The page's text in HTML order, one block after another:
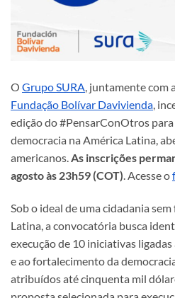
O Grupo SURA, juntamente com a
Fundação Bolívar Davivienda,
edição do #PensarConOtros
democracia na América Latina,
americanos.As inscrições
agosto às 23h59 (COT). Acesse o
Sob o ideal de uma cidadania
Latina, a convocatória busca
execução de 10 iniciativas
e ao fortalecimento da
atribuídos até cinquenta mil